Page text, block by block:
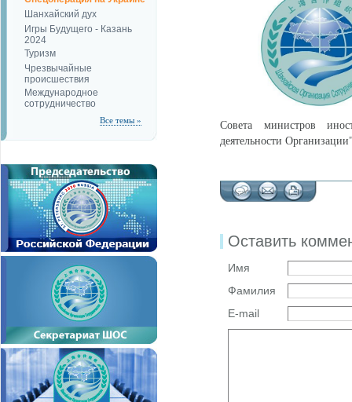
Шанхайский дух
Игры Будущего - Казань
2024
Туризм
Чрезвычайные
происшествия
Международное
сотрудничество
Все темы »
Совета министров
деятельности
Оставить
Имя
Фамилия
E-mail